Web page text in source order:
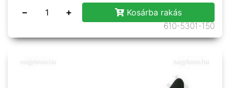
− +
Kosárba rakás
610-5301-150